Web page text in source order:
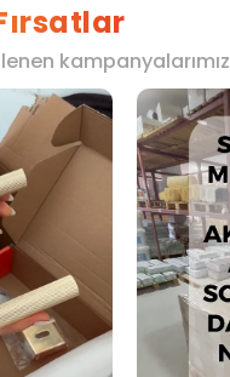
kampanyalarımız